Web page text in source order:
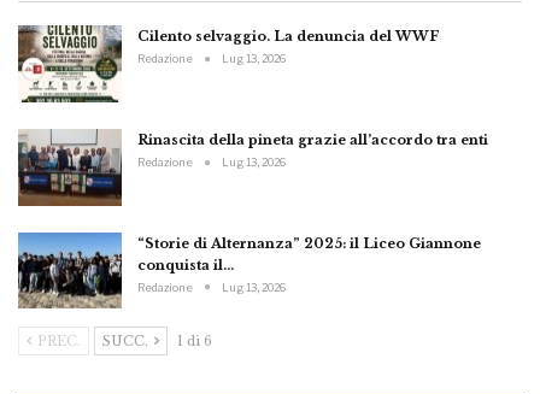
Cilento selvaggio. La denuncia del WWF
Redazione Lug 13, 2026
Rinascita della pineta grazie all’accordo tra enti
Redazione Lug 13, 2026
“Storie di Alternanza” 2025: il Liceo Giannone
conquista il…
Redazione Lug 13, 2026
PREC. SUCC. 1 di 6